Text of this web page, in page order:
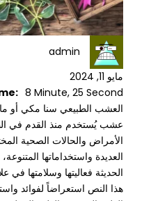
admin
مايو 11, 2024
8 Minute, 25 Second
العشب الطبيعي سنا مكي أو
عشب يُستخدم منذ القدم في
الأمراض والحالات الصحية
العديدة واستخداماتها
الحديثة فعاليتها وسلامتها
هذا النص استعراضاً لفوائد